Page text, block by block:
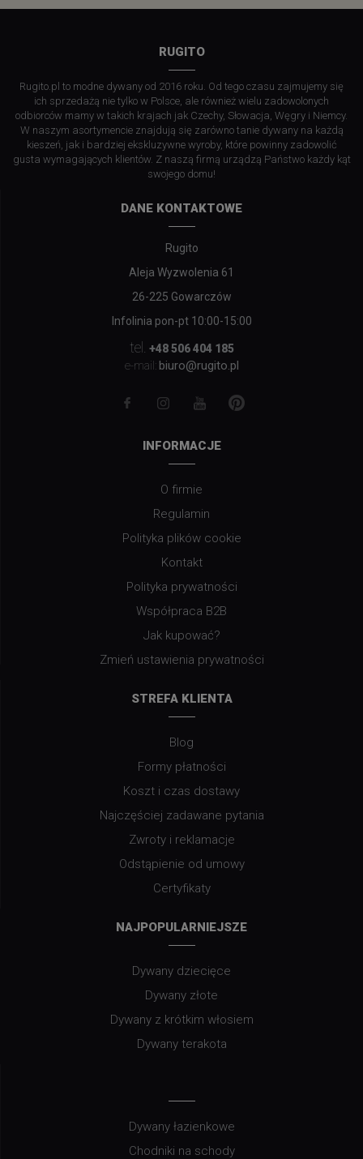
RUGITO
Rugito.pl to modne dywany od 2016 roku. Od tego czasu zajmujemy się
ich sprzedażą nie tylko w Polsce, ale również wielu zadowolonych
odbiorców mamy w takich krajach jak Czechy, Słowacja, Węgry i Niemcy.
W naszym asortymencie znajdują się zarówno tanie dywany na każdą
kieszeń, jak i bardziej ekskluzywne wyroby, które powinny zadowolić
gusta wymagających klientów. Z naszą firmą urządzą Państwo każdy kąt
swojego domu!
DANE KONTAKTOWE
Rugito
Aleja Wyzwolenia 61
26-225 Gowarczów
Infolinia pon-pt 10:00-15:00
tel.
+48 506 404 185
e-mail: biuro@rugito.pl
INFORMACJE
O firmie
Regulamin
Polityka plików cookie
Kontakt
Polityka prywatności
Współpraca B2B
Jak kupować?
Zmień ustawienia prywatności
STREFA KLIENTA
Blog
Formy płatności
Koszt i czas dostawy
Najczęściej zadawane pytania
Zwroty i reklamacje
Odstąpienie od umowy
Certyfikaty
NAJPOPULARNIEJSZE
Dywany dziecięce
Dywany złote
Dywany z krótkim włosiem
Dywany terakota
Dywany łazienkowe
Chodniki na schody